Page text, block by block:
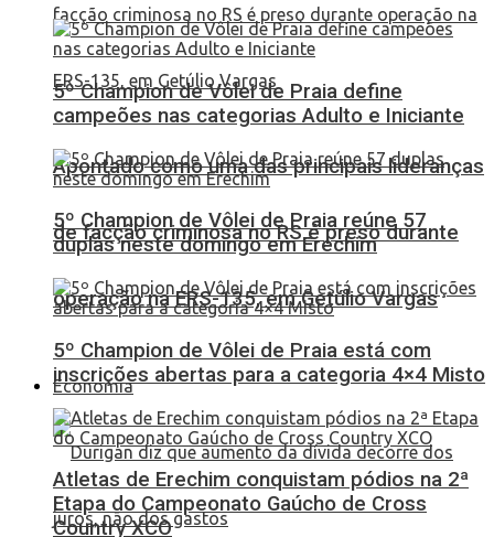
Apontado como uma das principais lideranças
de facção criminosa no RS é preso durante
operação na ERS-135, em Getúlio Vargas
Economia
5º Champion de Vôlei de Praia define
campeões nas categorias Adulto e Iniciante
5º Champion de Vôlei de Praia reúne 57
duplas neste domingo em Erechim
5º Champion de Vôlei de Praia está com
inscrições abertas para a categoria 4×4 Misto
Atletas de Erechim conquistam pódios na 2ª
Etapa do Campeonato Gaúcho de Cross
Country XCO